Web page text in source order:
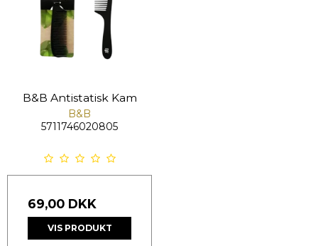
B&B Antistatisk Kam
B&B
5711746020805
69,00 DKK
VIS PRODUKT